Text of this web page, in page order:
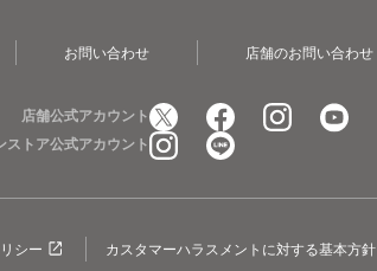
お問い合わせ 店舗のお問い合わせ
店舗公式アカウント
ストア公式アカウント
シー カスタマーハラスメントに対する基本方針